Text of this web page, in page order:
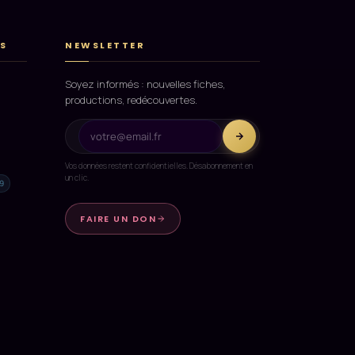
NEWSLETTER
Soyez informés : nouvelles fiches,
productions, redécouvertes.
Vos données restent confidentielles. Désabonnement en
un clic.
FAIRE UN DON